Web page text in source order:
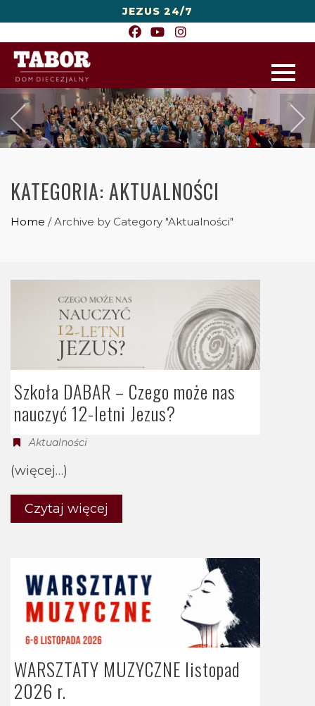
JEZUS 24/7
KATEGORIA: AKTUALNOŚCI
Home /Archive by Category "Aktualności"
Szkoła DABAR – Czego może nas
nauczyć 12-letni Jezus?
Aktualności
(więcej…)
Czytaj więcej
WARSZTATY MUZYCZNE listopad
2026 r.